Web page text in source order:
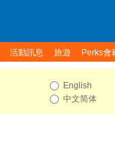
活動訊息 旅遊 Perks會
English
中文简体